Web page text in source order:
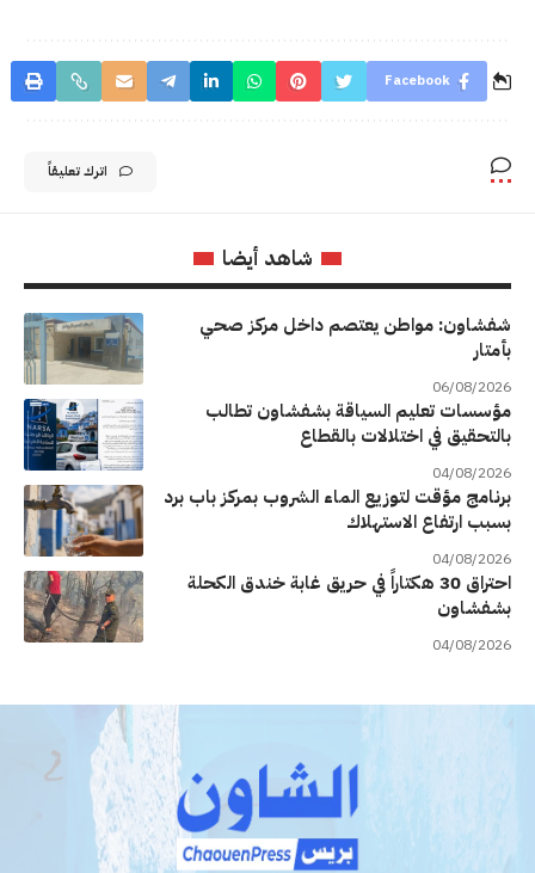
Facebook
اترك تعليقاً
شاهد أيضا
شفشاون: مواطن يعتصم داخل مركز صحي
بأمتار
06/08/2026
مؤسسات تعليم السياقة بشفشاون تطالب
بالتحقيق في اختلالات بالقطاع
04/08/2026
برنامج مؤقت لتوزيع الماء الشروب بمركز باب برد
بسبب ارتفاع الاستهلاك
04/08/2026
احتراق 30 هكتاراً في حريق غابة خندق الكحلة
بشفشاون
04/08/2026